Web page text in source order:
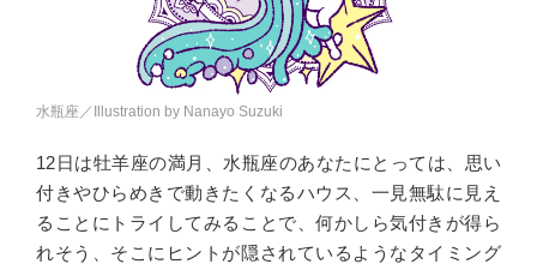
水瓶座／Illustration by Nanayo Suzuki
12日は牡羊座の満月、水瓶座のあなたにとっては、思い
付きやひらめきで動きたくなるハウス、一見無駄に見え
ることにトライしてみることで、何かしら気付きが得ら
れそう、そこにヒントが隠されているようなタイミング